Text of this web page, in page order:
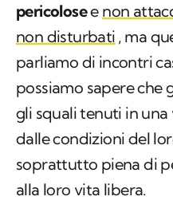
pericolosee non
non disturbati , ma
parliamo di incontri
possiamo sapere che
gli squali tenuti in una
dalle condizioni del
soprattutto piena di
alla loro vita libera.